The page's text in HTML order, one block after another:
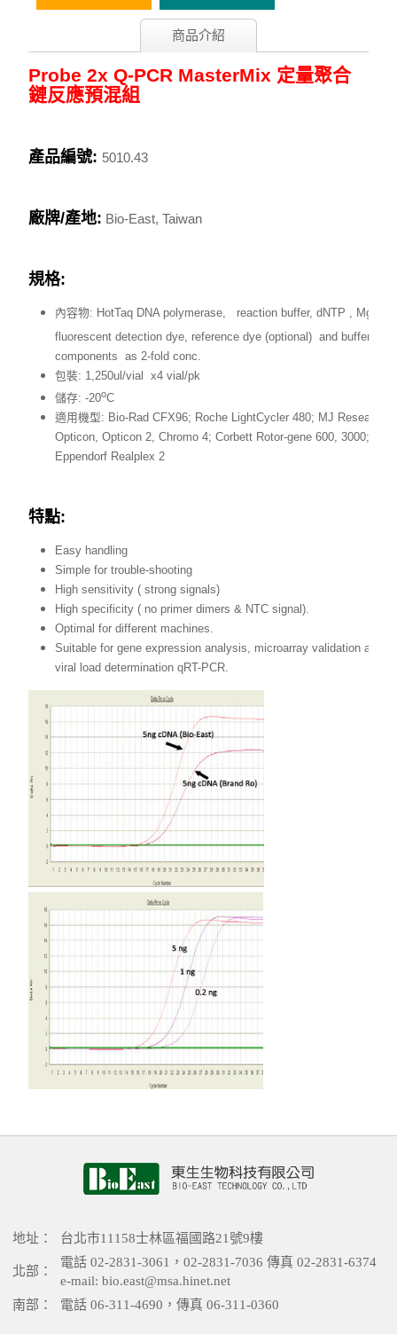
商品介紹
Probe 2x Q-PCR MasterMix 定量聚合
鏈反應預混組
產品編號: 5010.43
廠牌/產地: Bio-East, Taiwan
規格:
內容物: HotTaq DNA polymerase, reaction buffer, dNTP , MgCl
fluorescent detection dye, reference dye (optional) and buffer
components as 2-fold conc.
包裝: 1,250ul/vial x4 vial/pk
儲存: -20oC
適用機型: Bio-Rad CFX96; Roche LightCycler 480; MJ Research
Opticon, Opticon 2, Chromo 4; Corbett Rotor-gene 600, 3000;
Eppendorf Realplex 2
特點:
Easy handling
Simple for trouble-shooting
High sensitivity ( strong signals)
High specificity ( no primer dimers & NTC signal).
Optimal for different machines.
Suitable for gene expression analysis, microarray validation and
viral load determination qRT-PCR.
地址： 台北市11158士林區福國路21號9樓
北部：
電話 02-2831-3061，02-2831-7036 傳真 02-2831-6374
e-mail: bio.east@msa.hinet.net
南部：
電話 06-311-4690，傳真 06-311-0360